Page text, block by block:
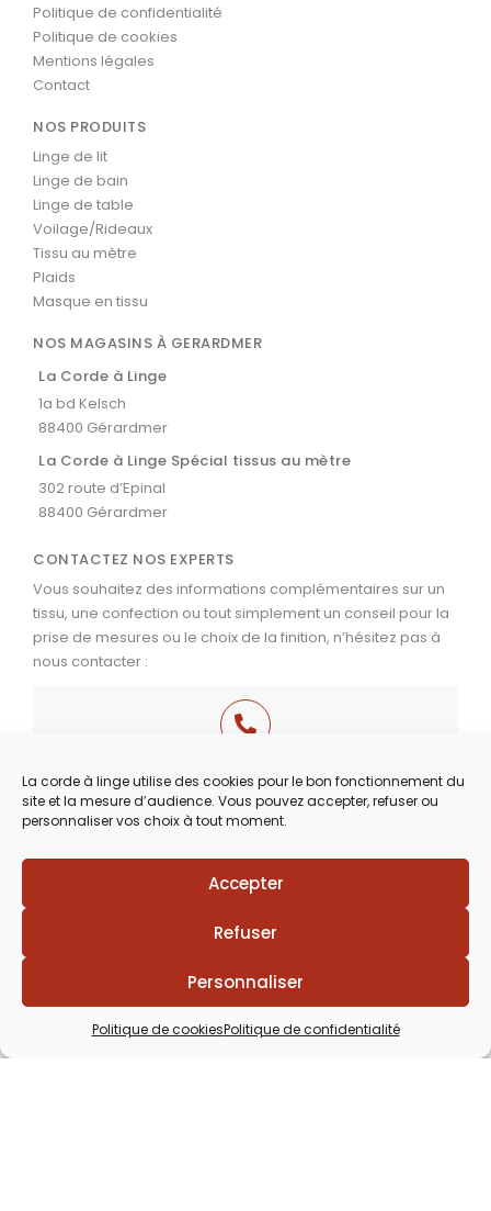
La corde à linge utilise des cookies pour le bon fonctionnement du
site et la mesure d’audience. Vous pouvez accepter, refuser ou
personnaliser vos choix à tout moment.
Accepter
Refuser
Personnaliser
Politique de cookiesPolitique de confidentialité
Politique de confidentialité
Politique de cookies
Mentions légales
Contact
NOS PRODUITS
Linge de lit
Linge de bain
Linge de table
Voilage/Rideaux
Tissu au mètre
Plaids
Masque en tissu
NOS MAGASINS À GERARDMER
La Corde à Linge
1a bd Kelsch
88400 Gérardmer
La Corde à Linge Spécial tissus au mètre
302 route d’Epinal
88400 Gérardmer
CONTACTEZ NOS EXPERTS
Vous souhaitez des informations complémentaires sur un
tissu, une confection ou tout simplement un conseil pour la
prise de mesures ou le choix de la finition, n’hésitez pas à
nous contacter :
03 29 60 49 17
Du Mardi au Samedi
de 9h30 à 12h00 & de 14h00 à 18h30